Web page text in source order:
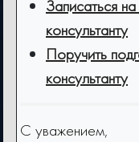
Записаться
консультанту
Поручить
консультанту
С уважением,